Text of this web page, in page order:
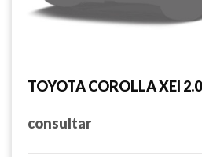
TOYOTA COROLLA XEI
consultar